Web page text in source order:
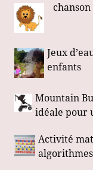
Jeux
enfants
Mountain
idéale pour
Activité